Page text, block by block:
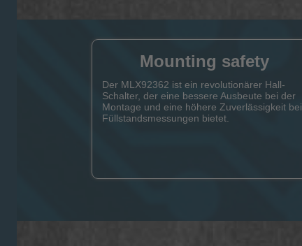
Mounting safety
Der MLX92362 ist ein revolutionärer Hall-
Schalter, der eine bessere Ausbeute bei der
Montage und eine höhere Zuverlässigkeit bei
Füllstandsmessungen bietet.